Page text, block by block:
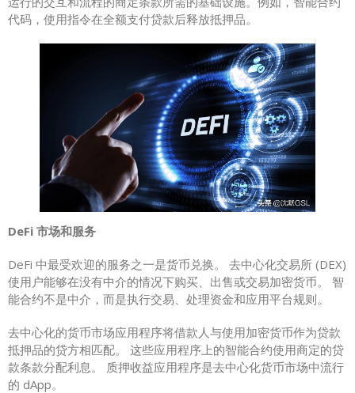
代码，使用指令在全额支付贷款后释放抵押品。
DeFi 市场和服务
DeFi 中最受欢迎的服务之一是货币兑换。 去中心化交易所 (DEX)
使用户能够在没有中介的情况下购买、出售或交易加密货币。 智
能合约不是中介，而是执行交易、处理资金和应用平台规则。
去中心化的货币市场应用程序将借款人与使用加密货币作为贷款
抵押品的贷方相匹配。 这些应用程序上的智能合约使用商定的贷
款条款分配利息。 质押收益应用程序是去中心化货币市场中流行
的 dApp。